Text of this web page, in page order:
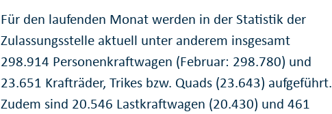
Für den laufenden Monat werden in der Statistik der
Zulassungsstelle aktuell unter anderem insgesamt
298.914 Personenkraftwagen (Februar: 298.780) und
23.651 Krafträder, Trikes bzw. Quads (23.643) aufgeführt.
Zudem sind 20.546 Lastkraftwagen (20.430) und 461